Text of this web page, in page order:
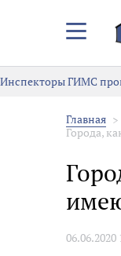
меню
Инспекторы ГИМС
Главная
Города,
06.06.2020